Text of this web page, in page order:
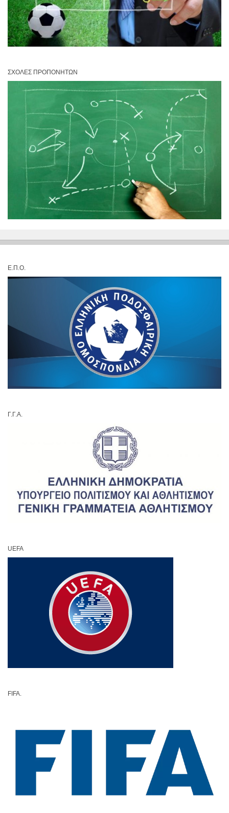
ΣΧΟΛΈΣ ΠΡΟΠΟΝΗΤΏΝ
Ε.Π.Ο.
Γ.Γ.Α.
UEFA
FIFA.